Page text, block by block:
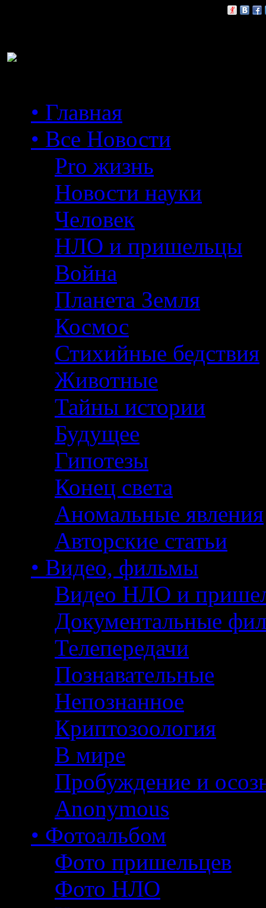
• Главная
• Все Новости
Pro жизнь
Новости науки
Человек
НЛО и пришельцы
Война
Планета Земля
Космос
Стихийные бедствия
Животные
Тайны истории
Будущее
Гипотезы
Конец света
Аномальные явления
Авторские статьи
• Видео, фильмы
Видео НЛО и
Документальные
Телепередачи
Познавательные
Непознанное
Криптозоология
В мире
Пробуждение и
Anonymous
• Фотоальбом
Фото пришельцев
Фото НЛО